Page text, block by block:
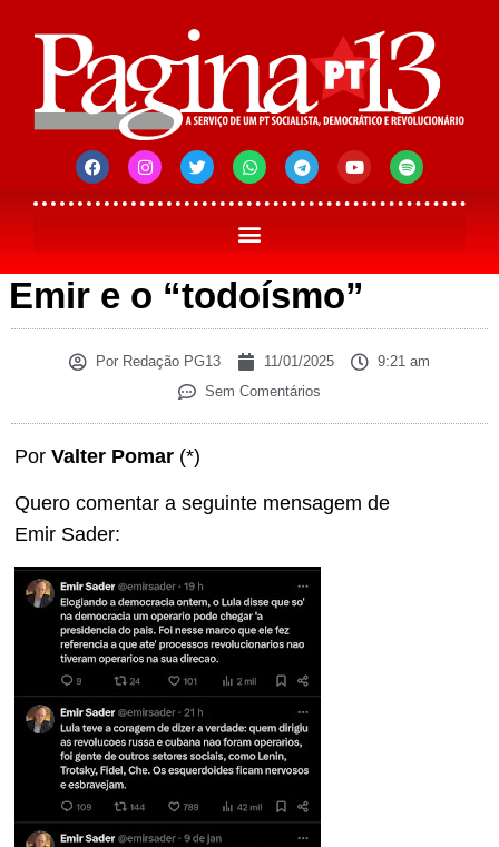
Emir e o “todoísmo”
Por Redação PG13 11/01/2025
9:21 am
Sem Comentários
Por Valter Pomar (*)
Quero comentar a seguinte mensagem de
Emir Sader: